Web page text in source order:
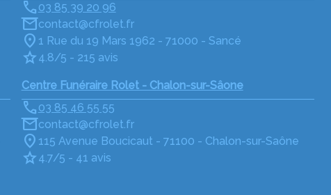
03 85 39 20 96
contact@cfrolet.fr
1 Rue du 19 Mars 1962 - 71000 - Sancé
4.8/5 - 215 avis
Centre Funéraire Rolet - Chalon-sur-Sâone
03 85 46 55 55
contact@cfrolet.fr
115 Avenue Boucicaut - 71100 - Chalon-sur-Saône
4.7/5 - 41 avis